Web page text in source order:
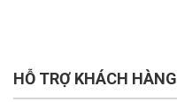
HỖ TRỢ KHÁCH HÀNG